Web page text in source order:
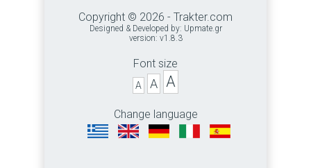
Copyright © 2026 - Trakter.com
Designed & Developed by: Upmate.gr
version: v1.8.3
Font size
A A A
Change language